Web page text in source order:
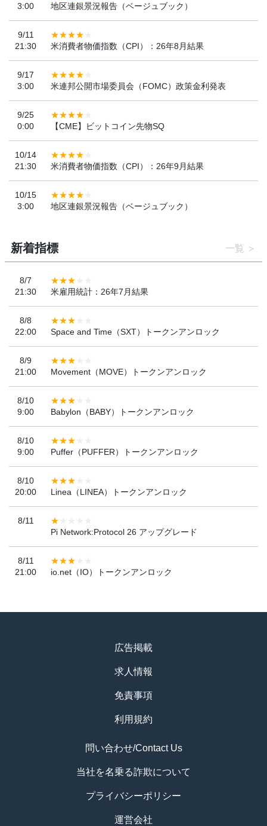
3:00
地区連銀景況報告（ベージュブック）
9/11
21:30
米消費者物価指数（CPI）：26年8月結果
9/17
3:00
米連邦公開市場委員会（FOMC）政策金利発表
9/25
0:00
【CME】ビットコイン先物SQ
10/14
21:30
米消費者物価指数（CPI）：26年9月結果
10/15
3:00
地区連銀景況報告（ベージュブック）
新着指標 一覧
8/7
21:30
米雇用統計：26年7月結果
8/8
22:00
Space and Time（SXT）トークンアンロック
8/9
21:00
Movement（MOVE）トークンアンロック
8/10
9:00
Babylon（BABY）トークンアンロック
8/10
9:00
Puffer（PUFFER）トークンアンロック
8/10
20:00
Linea（LINEA）トークンアンロック
8/11
Pi Network:Protocol 26 アップグレード
8/11
21:00
io.net（IO）トークンアンロック
広告掲載
求人情報
免責事項
利用規約
問い合わせ/Contact Us
当社を名乗る詐欺について
プライバシーポリシー
運営会社